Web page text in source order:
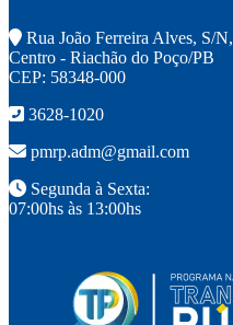
Rua João Ferreira Alves, S/N,
Centro - Riachão do Poço/PB
CEP: 58348-000
3628-1020
pmrp.adm@gmail.com
Segunda à Sexta:
07:00hs às 13:00hs